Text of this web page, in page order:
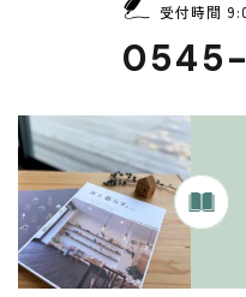
受付時間